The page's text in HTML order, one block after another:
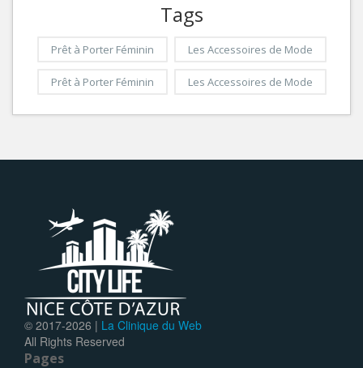
Tags
Prêt à Porter Féminin Les Accessoires de Mode
Prêt à Porter Féminin Les Accessoires de Mode
© 2017-2026 | La Clinique du Web
All Rights Reserved
Pages